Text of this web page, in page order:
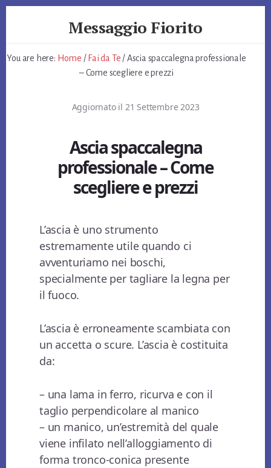
Messaggio Fiorito
e
You are here: Home / Fai da Te /Ascia spaccalegna professionale
– Come scegliere e prezzi
Aggiornato il 21 Settembre 2023
Ascia spaccalegna
professionale – Come
scegliere e prezzi
L’ascia è uno strumento
estremamente utile quando ci
avventuriamo nei boschi,
specialmente per tagliare la legna per
il fuoco.
L’ascia è erroneamente scambiata con
un accetta o scure. L’ascia è costituita
da:
– una lama in ferro, ricurva e con il
taglio perpendicolare al manico
– un manico, un’estremità del quale
viene infilato nell’alloggiamento di
forma tronco-conica presente